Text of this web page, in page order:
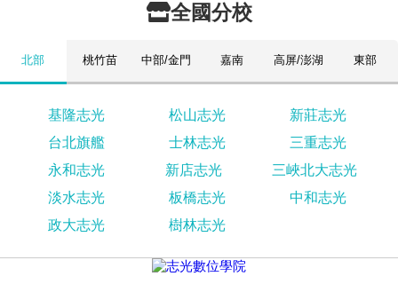
全國分校
北部 桃竹苗 中部/金門 嘉南 高屏/澎湖 東部
基隆志光 松山志光
新莊志光
台北旗艦
士林志光
三重志光
永和志光
新店志光
三峽北大志光
淡水志光
板橋志光
中和志光
政大志光
樹林志光